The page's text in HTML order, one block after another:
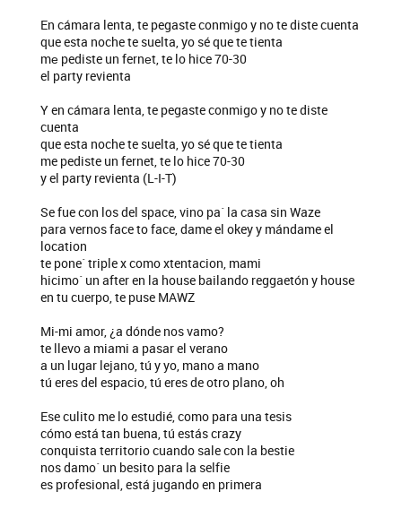
En cámara lenta, te pegaste conmigo y no te diste cuenta
que esta noche te suelta, yo sé que te tienta
mе pediste un fernеt, te lo hice 70-30
el party revienta
Y en cámara lenta, te pegaste conmigo y no te diste
cuenta
que esta noche te suelta, yo sé que te tienta
me pediste un fernet, te lo hice 70-30
y el party revienta (L-I-T)
Se fue con los del space, vino pa´ la casa sin Waze
para vernos face to face, dame el okey y mándame el
location
te pone´ triple x como xtentacion, mami
hicimo´ un after en la house bailando reggaetón y house
en tu cuerpo, te puse MAWZ
Mi-mi amor, ¿a dónde nos vamo?
te llevo a miami a pasar el verano
a un lugar lejano, tú y yo, mano a mano
tú eres del espacio, tú eres de otro plano, oh
Ese culito me lo estudié, como para una tesis
cómo está tan buena, tú estás crazy
conquista territorio cuando sale con la bestie
nos damo´ un besito para la selfie
es profesional, está jugando en primera